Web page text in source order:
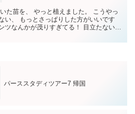
た苗を、 やっと植えました。 こうやっ
い、 もっとさっぱりした方がいいです
ツなんかが茂りすぎてる！ 目立たないん
パーススタディツアー7 帰国